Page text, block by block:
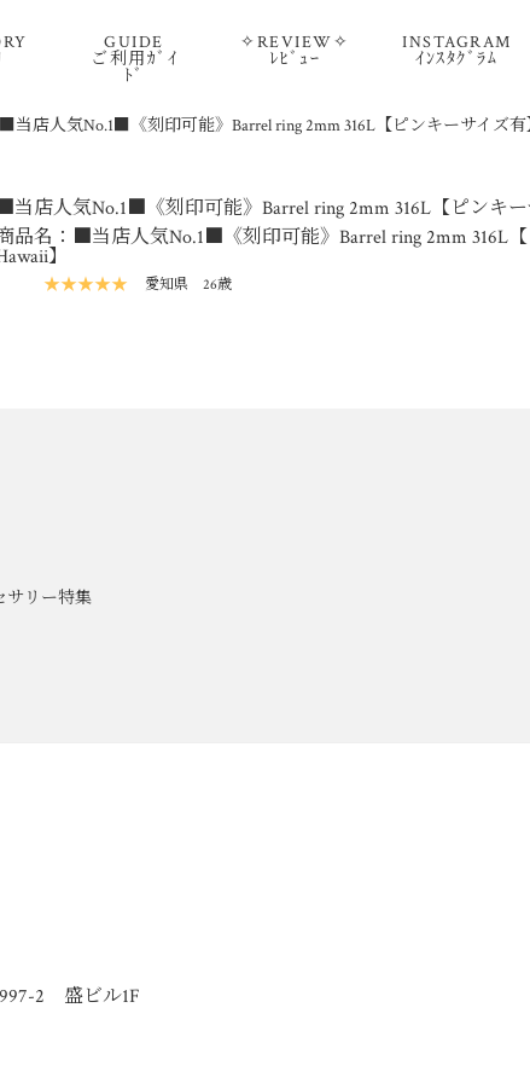
GUIDE
ご利用ｶﾞｲ
ﾄﾞ
✧REVIEW✧
ﾚﾋﾞｭｰ
INSTAGRAM
ｲﾝｽﾀｸﾞﾗﾑ
■当店人気No.1■《刻印可能》Barrel ring 2mm 316L【ピンキーサイズ有
当店人気No.1■《刻印可能》Barrel ring 2mm 316L【ピンキー
品名：■当店人気No.1■《刻印可能》Barrel ring 2mm 316L【
】
★★★★★ 愛知県 26歳
サリー特集
2 盛ビル1F